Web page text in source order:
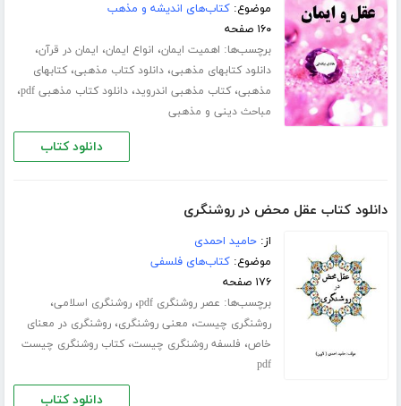
موضوع:کتاب‌های اندیشه و مذهب
۱۶۰ صفحه
برچسب‌ها: اهمیت ایمان، انواع ایمان، ایمان در قرآن،
دانلود کتابهای مذهبی،دانلود کتاب مذهبی،کتابهای
مذهبی،کتاب مذهبی اندروید،دانلود کتاب مذهبی pdf ،
مباحث دینی و مذهبی
دانلود کتاب
دانلود کتاب عقل محض در روشنگری
از:حامید احمدی
موضوع:کتاب‌های فلسفی
۱۷۶ صفحه
برچسب‌ها: عصر روشنگری pdf ،روشنگری اسلامی،
روشنگری چیست، معنی روشنگری،روشنگری در معنای
خاص، فلسفه روشنگری چیست،کتاب روشنگری چیست
pdf
دانلود کتاب